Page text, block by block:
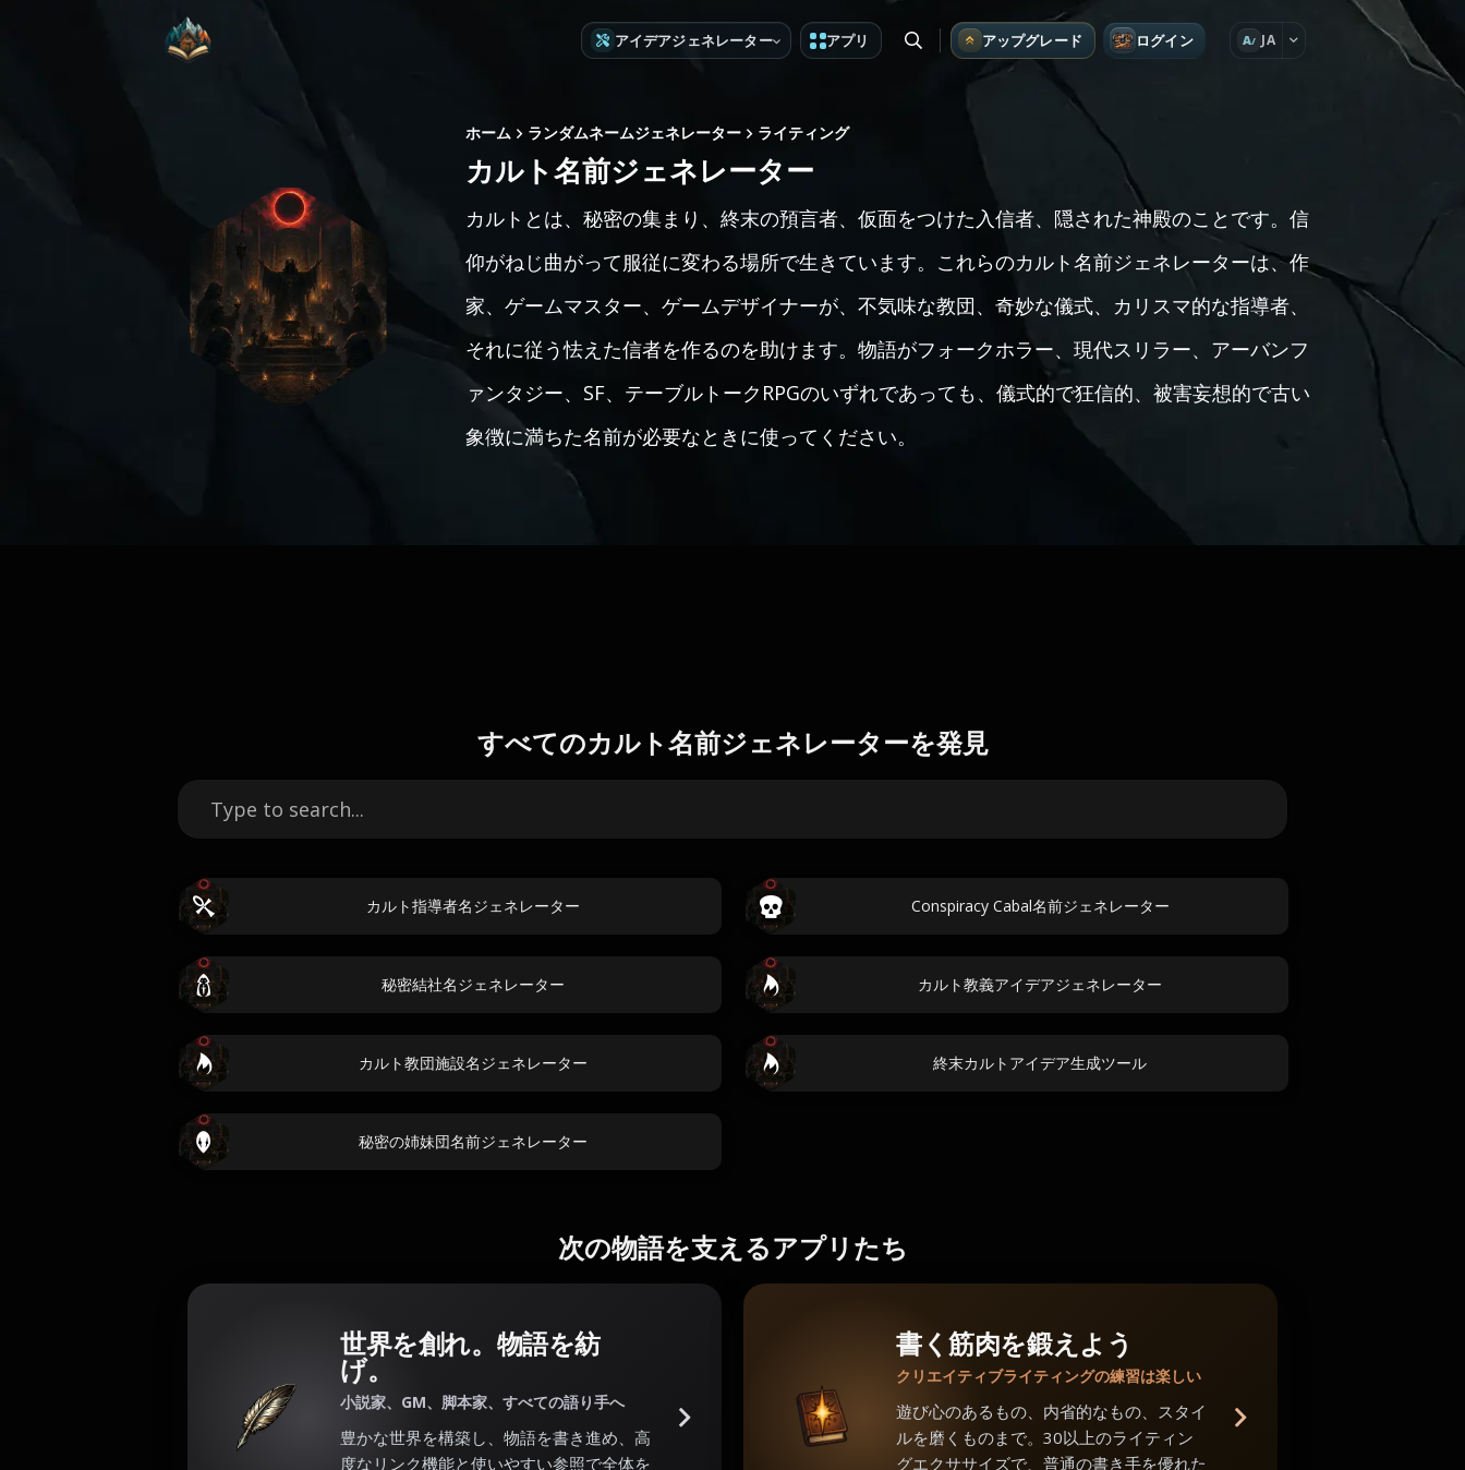
アイデアジェネレーター アプリ アップグレード ログイン A JA
ホーム ランダムネームジェネレーター ライティング
カルト名前ジェネレーター
カルトとは、秘密の集まり、終末の預言者、仮面をつけた入信者、隠された神殿のことです。信
仰がねじ曲がって服従に変わる場所で生きています。これらのカルト名前ジェネレーターは、作
家、ゲームマスター、ゲームデザイナーが、不気味な教団、奇妙な儀式、カリスマ的な指導者、
それに従う怯えた信者を作るのを助けます。物語がフォークホラー、現代スリラー、アーバンフ
ァンタジー、SF、テーブルトークRPGのいずれであっても、儀式的で狂信的、被害妄想的で古い
象徴に満ちた名前が必要なときに使ってください。
すべてのカルト名前ジェネレーターを発見
カルト指導者名ジェネレーター Conspiracy Cabal名前ジェネレーター
秘密結社名ジェネレーター カルト教義アイデアジェネレーター
カルト教団施設名ジェネレーター 終末カルトアイデア生成ツール
秘密の姉妹団名前ジェネレーター
次の物語を支えるアプリたち
世界を創れ。物語を紡
げ。
小説家、GM、脚本家、すべての語り手へ
豊かな世界を構築し、物語を書き進め、高
度なリンク機能と使いやすい参照で全体を
書く筋肉を鍛えよう
クリエイティブライティングの練習は楽しい
遊び心のあるもの、内省的なもの、スタイ
ルを磨くものまで。30以上のライティン
グエクササイズで、普通の書き手を優れた